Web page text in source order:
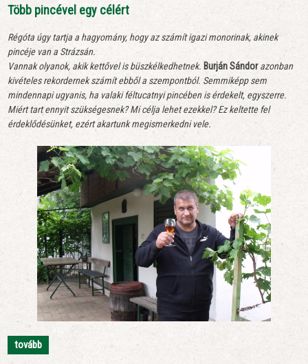
Több pincével egy célért
Régóta úgy tartja a hagyomány, hogy az számít igazi monorinak, akinek
pincéje van a Strázsán.
Vannak olyanok, akik kettővel is büszkélkedhetnek. Burján Sándorazonban
kivételes rekordernek számít ebből a szempontból. Semmiképp sem
mindennapi ugyanis, ha valaki féltucatnyi pincében is érdekelt, egyszerre.
Miért tart ennyit szükségesnek? Mi célja lehet ezekkel? Ez keltette fel
érdeklődésünket, ezért akartunk megismerkedni vele.
tovább